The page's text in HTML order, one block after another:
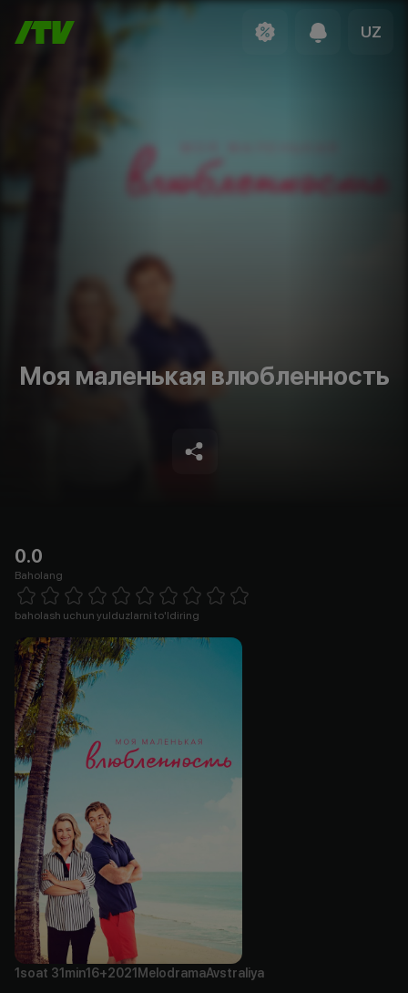
UZ
Моя маленькая влюбленность
0.0
Baholang
1 Star 2 Stars 3 Stars 4 Stars5 Stars 6 Stars7 Stars8 Stars
baholash uchun yulduzlarni to'ldiring
1soat 31min16+2021 MelodramaAvstraliya